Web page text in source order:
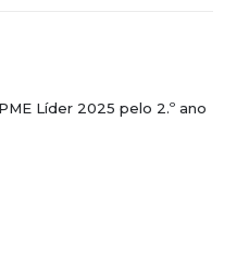
Líder 2025 pelo 2.º ano